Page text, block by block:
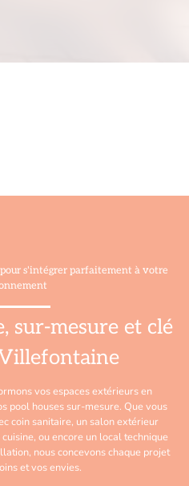
s'intégrer parfaitement à votre
sur-mesure et clé
vos espaces extérieurs en
pool houses sur-mesure. Que vous
coin sanitaire, un salon extérieur
ou encore un local technique
nous concevons chaque projet
et vos envies.